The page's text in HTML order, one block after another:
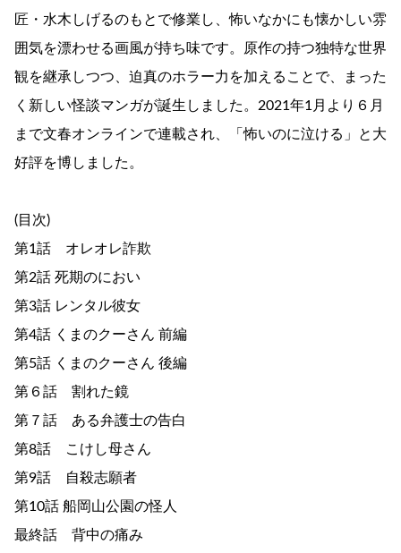
匠・水木しげるのもとで修業し、怖いなかにも懐かしい雰
囲気を漂わせる画風が持ち味です。原作の持つ独特な世界
観を継承しつつ、迫真のホラー力を加えることで、まった
く新しい怪談マンガが誕生しました。2021年1月より６月
まで文春オンラインで連載され、「怖いのに泣ける」と大
好評を博しました。
(目次)
第1話 オレオレ詐欺
第2話 死期のにおい
第3話 レンタル彼女
第4話 くまのクーさん 前編
第5話 くまのクーさん 後編
第６話 割れた鏡
第７話 ある弁護士の告白
第8話 こけし母さん
第9話 自殺志願者
第10話 船岡山公園の怪人
最終話 背中の痛み